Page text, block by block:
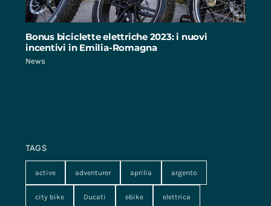
Bonus biciclette elettriche 2023: i nuovi
incentivi in Emilia-Romagna
News
TAGS
active adventurer aprilia argento
city bike Ducati ebike elettrica